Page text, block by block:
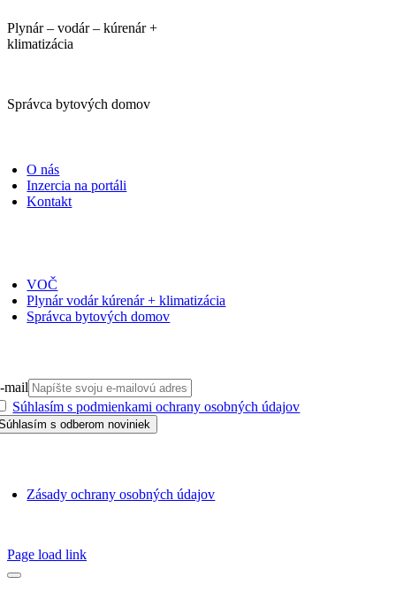
Plynár – vodár – kúrenár +
klimatizácia
Správca bytových domov
O nás
Inzercia na portáli
Kontakt
VOČ
Plynár vodár kúrenár + klimatizácia
Správca bytových domov
mail
Súhlasím s podmienkami ochrany osobných údajov
Zásady ochrany osobných údajov
Page load link